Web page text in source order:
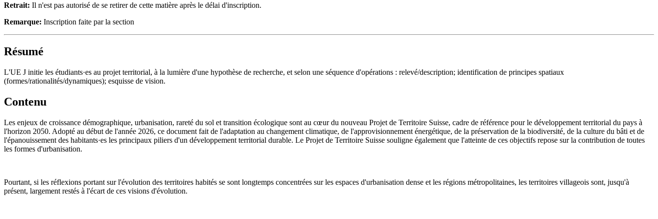
Retrait: Il n'est pas autorisé de se retirer de cette matière après le délai d'inscription.
Remarque: Inscription faite par la section
Résumé
L'UE J initie les étudiants·es au projet territorial, à la lumière d'une hypothèse de recherche, et selon une séquence d'opérations : relevé/description; identification de principes spatiaux
(formes/rationalités/dynamiques); esquisse de vision.
Contenu
Les enjeux de croissance démographique, urbanisation, rareté du sol et transition écologique sont au cœur du nouveau Projet de Territoire Suisse, cadre de référence pour le développement territorial du pays à
l'horizon 2050. Adopté au début de l'année 2026, ce document fait de l'adaptation au changement climatique, de l'approvisionnement énergétique, de la préservation de la biodiversité, de la culture du bâti et de
l'épanouissement des habitants·es les principaux piliers d'un développement territorial durable. Le Projet de Territoire Suisse souligne également que l'atteinte de ces objectifs repose sur la contribution de toutes
les formes d'urbanisation.
Pourtant, si les réflexions portant sur l'évolution des territoires habités se sont longtemps concentrées sur les espaces d'urbanisation dense et les régions métropolitaines, les territoires villageois sont, jusqu'à
présent, largement restés à l'écart de ces visions d'évolution.